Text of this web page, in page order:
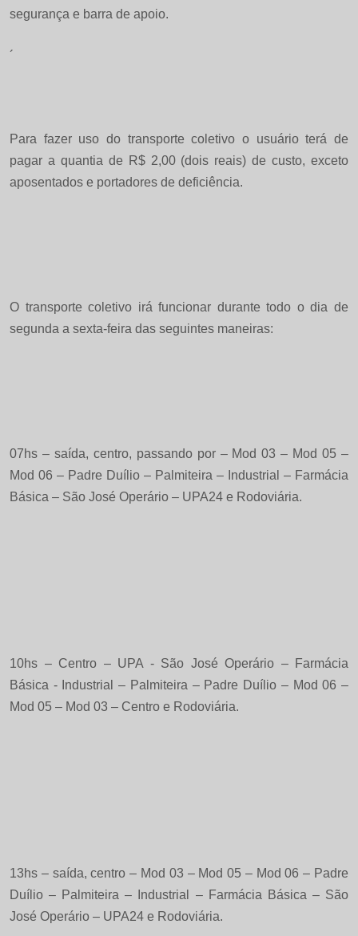
segurança e barra de apoio.
´
Para fazer uso do transporte coletivo o usuário terá de
pagar a quantia de R$ 2,00 (dois reais) de custo, exceto
aposentados e portadores de deficiência.
O transporte coletivo irá funcionar durante todo o dia de
segunda a sexta-feira das seguintes maneiras:
07hs – saída, centro, passando por – Mod 03 – Mod 05 –
Mod 06 – Padre Duílio – Palmiteira – Industrial – Farmácia
Básica – São José Operário – UPA24 e Rodoviária.
10hs – Centro – UPA - São José Operário – Farmácia
Básica - Industrial – Palmiteira – Padre Duílio – Mod 06 –
Mod 05 – Mod 03 – Centro e Rodoviária.
13hs – saída, centro – Mod 03 – Mod 05 – Mod 06 – Padre
Duílio – Palmiteira – Industrial – Farmácia Básica – São
José Operário – UPA24 e Rodoviária.